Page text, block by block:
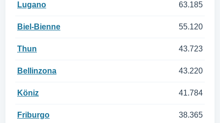
Lugano 63.185
Biel-Bienne 55.120
Thun 43.723
Bellinzona 43.220
Köniz 41.784
Friburgo 38.365